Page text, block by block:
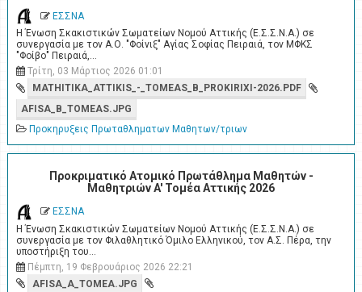
ΕΣΣΝΑ
Η Ένωση Σκακιστικών Σωματείων Νομού Αττικής (Ε.Σ.Σ.Ν.Α.) σε
συνεργασία με τον Α.Ο. "Φοίνιξ" Αγίας Σοφίας Πειραιά, τον ΜΦΚΣ
"Φοίβο" Πειραιά,…
Τρίτη, 03 Μάρτιος 2026 01:01
MATHITIKA_ATTIKIS_-_TOMEAS_B_PROKIRIXI-2026.PDF
AFISA_B_TOMEAS.JPG
Προκηρυξεις Πρωταθληματων Μαθητων/τριων
Προκριματικό Ατομικό Πρωτάθλημα Μαθητών -
Μαθητριών A' Τομέα Αττικής 2026
ΕΣΣΝΑ
Η Ένωση Σκακιστικών Σωματείων Νομού Αττικής (Ε.Σ.Σ.Ν.Α.) σε
συνεργασία με τον Φιλαθλητικό Όμιλο Ελληνικού, τον Α.Σ. Πέρα, την
υποστήριξη του…
Πέμπτη, 19 Φεβρουάριος 2026 22:21
AFISA_A_TOMEA.JPG